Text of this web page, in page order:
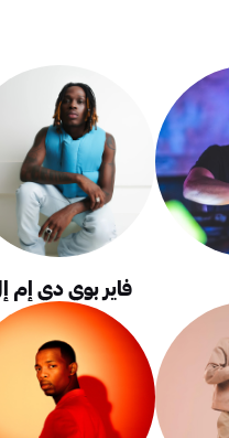
فاير بوي دي إم